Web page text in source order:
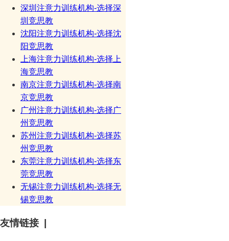
深圳注意力训练机构-选择深
圳竞思教
沈阳注意力训练机构-选择沈
阳竞思教
上海注意力训练机构-选择上
海竞思教
南京注意力训练机构-选择南
京竞思教
广州注意力训练机构-选择广
州竞思教
苏州注意力训练机构-选择苏
州竞思教
东莞注意力训练机构-选择东
莞竞思教
无锡注意力训练机构-选择无
锡竞思教
友情链接 |